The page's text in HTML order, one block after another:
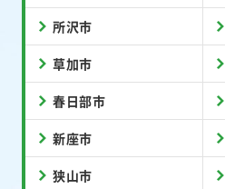
所沢市
草加市
春日部市
新座市
狭山市